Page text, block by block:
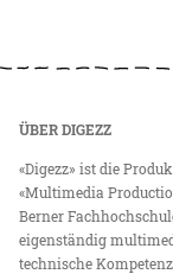
ÜBER DIGEZZ
«Digezz» ist die
«Multimedia
Berner
eigenständig
technische